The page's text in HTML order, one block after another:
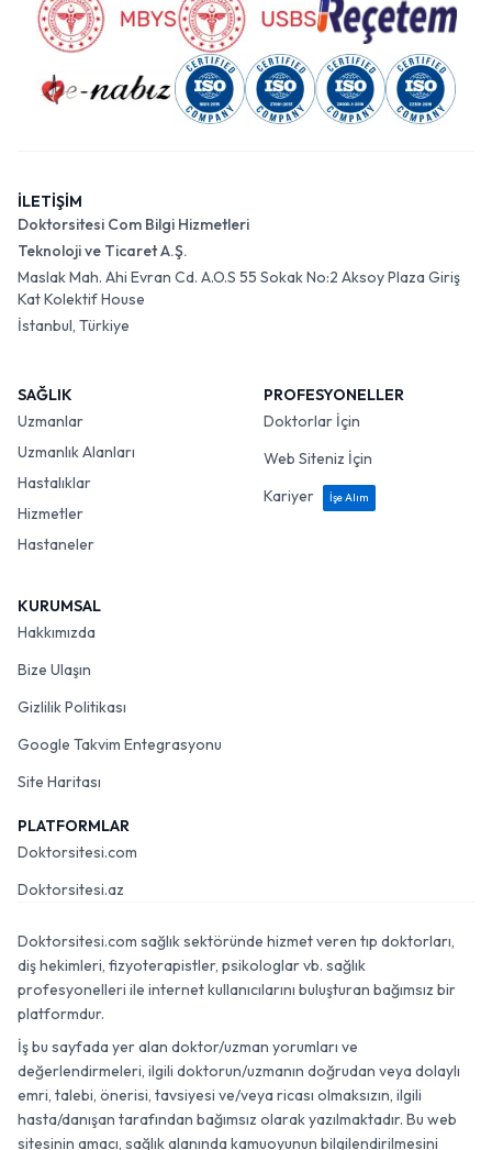
İLETİŞİM
Doktorsitesi Com Bilgi Hizmetleri
Teknoloji ve Ticaret A.Ş.
Maslak Mah. Ahi Evran Cd. A.O.S 55 Sokak No:2 Aksoy Plaza Giriş
Kat Kolektif House
İstanbul, Türkiye
SAĞLIK
Uzmanlar
Uzmanlık Alanları
Hastalıklar
Hizmetler
Hastaneler
PROFESYONELLER
Doktorlar İçin
Web Siteniz İçin
Kariyer
İşe Alım
KURUMSAL
Hakkımızda
Bize Ulaşın
Gizlilik Politikası
Google Takvim Entegrasyonu
Site Haritası
PLATFORMLAR
Doktorsitesi.com
Doktorsitesi.az
Doktorsitesi.com sağlık sektöründe hizmet veren tıp doktorları,
diş hekimleri, fizyoterapistler, psikologlar vb. sağlık
profesyonelleri ile internet kullanıcılarını buluşturan bağımsız bir
platformdur.
İş bu sayfada yer alan doktor/uzman yorumları ve
değerlendirmeleri, ilgili doktorun/uzmanın doğrudan veya dolaylı
emri, talebi, önerisi, tavsiyesi ve/veya ricası olmaksızın, ilgili
hasta/danışan tarafından bağımsız olarak yazılmaktadır. Bu web
sitesinin amacı, sağlık alanında kamuoyunun bilgilendirilmesini